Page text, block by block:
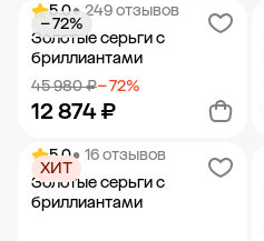
Добавить в корзину
5.0• 249 отзывов
Золотые серьги с
бриллиантами
45 980 ₽− 72%
12 874 ₽
− 72%
Добавить в корзину
5.0• 16 отзывов
Золотые серьги с
бриллиантами
ХИТ